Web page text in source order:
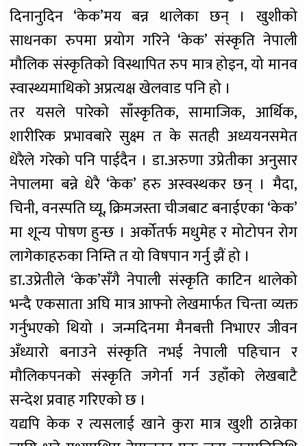
दिनानुदिन ‘केक’मय बन्न थालेका छन् । खुशीको
साधनका रुपमा प्रयोग गरिने ‘केक’ संस्कृति नेपाली
मौलिक संस्कृतिको विस्थापित रुप मात्र होइन, यो मानव
स्वास्थ्यमाथिको अप्रत्यक्ष खेलवाड पनि हो ।
तर यसले पारेको साँस्कृतिक, सामाजिक, आर्थिक,
शारीरिक प्रभावबारे सुक्ष्म त के सतही अध्ययनसमेत
धेरैले गरेको पनि पाईदैन । डा.अरुणा उप्रेतीका अनुसार
नेपालमा बन्ने धेरै ‘केक’ हरु अस्वस्थकर छन् । मैदा,
चिनी, वनस्पति घ्यू, क्रिमजस्ता चीजबाट बनाईएका ‘केक’
मा शून्य पोषण हुन्छ । अर्कोतर्फ मधुमेह र मोटोपन रोग
लागेकाहरुका निम्ति त यो विषपान गर्नु झैं हो ।
डा.उप्रेतीले ‘केक’सँगै नेपाली संस्कृति काटिन थालेको
भन्दै एकसाता अघि मात्र आफ्नो लेखमार्फत चिन्ता व्यक्त
गर्नुभएको थियो । जन्मदिनमा मैनबत्ती निभाएर जीवन
अँध्यारो बनाउने संस्कृति नभई नेपाली पहिचान र
मौलिकपनको संस्कृति जगेर्ना गर्न उहाँको लेखबाटै
सन्देश प्रवाह गरिएको छ ।
यद्यपि केक र त्यसलाई खाने कुरा मात्र खुशी ठान्नेका